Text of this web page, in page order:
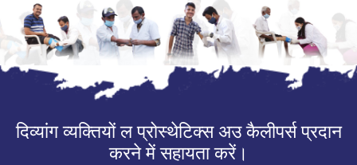
दिव्यांग व्यक्तियों ल प्रोस्थेटिक्स अउ कैलीपर्स प्रदान
करने में सहायता करें।